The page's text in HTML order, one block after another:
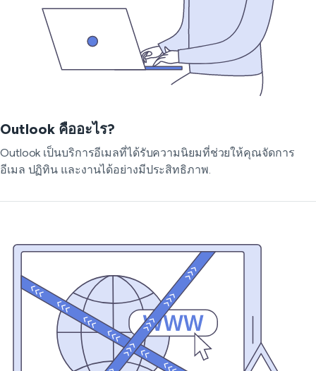
Outlook คืออะไร?
Outlook เป็นบริการอีเมลที่ได้รับความนิยมที่ช่วยให้คุณจัดการ
อีเมล ปฏิทิน และงานได้อย่างมีประสิทธิภาพ.